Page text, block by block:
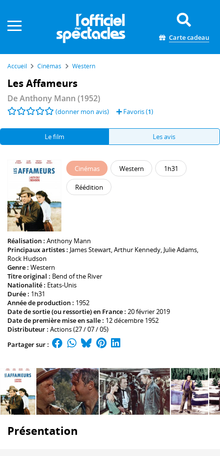
Carte cadeau
Accueil Cinémas Western
Les Affameurs
DeAnthony Mann (1952)
(donner mon avis) Favoris (1)
Le film Les avis
Cinémas Western 1h31
Réédition
Réalisation : Anthony Mann
Principaux artistes : James Stewart,Arthur Kennedy, Julie Adams,
Rock Hudson
Genre : Western
Titre original : Bend of the River
Nationalité : Etats-Unis
Durée : 1h31
Année de production : 1952
Date de sortie (ou ressortie) en France : 20 février 2019
Date de première mise en salle : 12 décembre 1952
Distributeur : Actions (27 / 07 / 05)
Partager sur :
Présentation